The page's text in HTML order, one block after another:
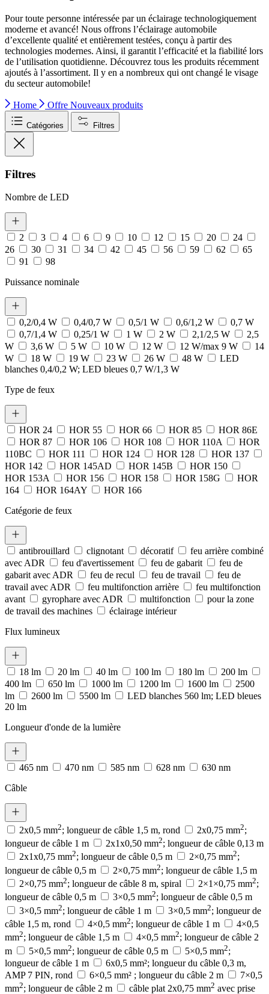
Pour toute personne intéressée par un éclairage technologiquement
moderne et avancé! Nous offrons l’éclairage automobile
d’excellente qualité et entièrement testées, conçu à partir des
technologies modernes. Ainsi, il garantit l’efficacité et la fiabilité lors
de l’utilisation quotidienne. Découvrez tous les produits récemment
ajoutés à l’assortiment. Il y en a nombreux qui ont changé le visage
du secteur automobile!
Home Offre Nouveaux produits
Catégories Filtres
Filtres
Nombre de LED
2 3 4 6 9 10 12 15 20
24
26
30 31 34 42 45 56 59 62
65
91
98
Puissance nominale
0,2/0,4 W 0,4/0,7 W 0,5/1 W 0,6/1,2 W
0,7 W
0,7/1,4 W
0,25/1 W 1 W 2 W 2,1/2,5 W
2,5
W
3,6 W 5 W 10 W 12 W 12 W/max 9 W
14
W
18 W 19 W 23 W 26 W 48 W
LED
blanches 0,4/0,2 W; LED bleues 0,7 W/1,3 W
Type de feux
HOR 24 HOR 55 HOR 66 HOR 85
HOR 86E
HOR 87
HOR 106 HOR 108 HOR 110A
HOR
110BC
HOR 111 HOR 124 HOR 128
HOR 137
HOR 142
HOR 145AD HOR 145B
HOR 150
HOR 153A
HOR 156 HOR 158 HOR 158G
HOR
164
HOR 164AY
HOR 166
Catégorie de feux
antibrouillard clignotant décoratif
feu arrière combiné
avec ADR
feu d'avertissement feu de gabarit
feu de
gabarit avec ADR
feu de recul feu de travail
feu de
travail avec ADR
feu multifonction arrière
feu multifonction
avant
gyrophare avec ADR multifonction
pour la zone
de travail des machines
éclairage intérieur
Flux lumineux
18 lm 20 lm 40 lm 100 lm 180 lm
200 lm
400 lm
650 lm 1000 lm 1200 lm 1600 lm
2500
lm
2600 lm 5500 lm
LED blanches 560 lm; LED bleues
20 lm
Longueur d'onde de la lumière
465 nm 470 nm 585 nm 628 nm
630 nm
Câble
2x0,5 mm2; longueur de câble 1,5 m, rond 2x0,75 mm2;
longueur de câble 1 m
2x1x0,50 mm2; longueur de câble 0,13 m
2x1x0,75 mm2; longueur de câble 0,5 m 2×0,75 mm2;
longueur de câble 0,5 m
2×0,75 mm2; longueur de câble 1,5 m
2×0,75 mm2; longueur de câble 8 m, spiral 2×1×0,75 mm2;
longueur de câble 0,5 m
3×0,5 mm2; longueur de câble 0,5 m
3×0,5 mm2; longueur de câble 1 m 3×0,5 mm2; longueur de
câble 1,5 m, rond
4×0,5 mm2; longueur de câble 1 m
4×0,5
mm2; longueur de câble 1,5 m 4×0,5 mm2; longueur de câble 2
m
5×0,5 mm2; longueur de câble 0,5 m 5×0,5 mm2;
longueur de câble 1 m
6x0,5 mm²; longueur du câble 0,3 m,
AMP 7 PIN, rond
6×0,5 mm² ; longueur du câble 2 m
7×0,5
mm2; longueur de câble 2 m câble plat 2x0,75 mm2 avec prise